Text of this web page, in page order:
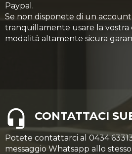
Paypal.
Se non disponete di un
tranquillamente usare la vostra
modalità altamente sicura
CONTATTACI
Potete contattarci al 0434
messaggio Whatsapp allo